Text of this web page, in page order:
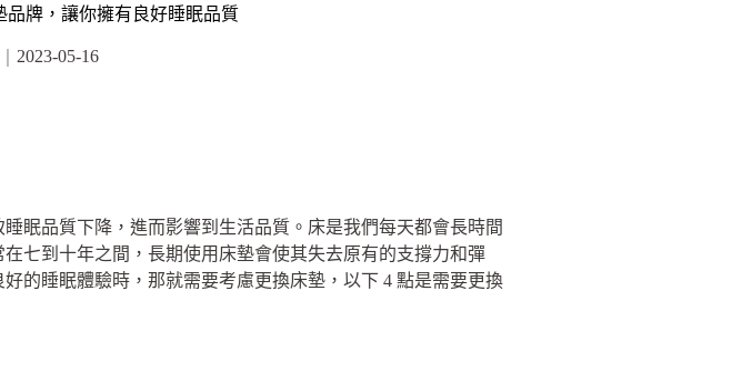
品牌，讓你擁有良好睡眠品質
2023-05-16
眠品質下降，進而影響到生活品質。床是我們每天都會長時間
七到十年之間，長期使用床墊會使其失去原有的支撐力和彈
的睡眠體驗時，那就需要考慮更換床墊，以下 4 點是需要更換